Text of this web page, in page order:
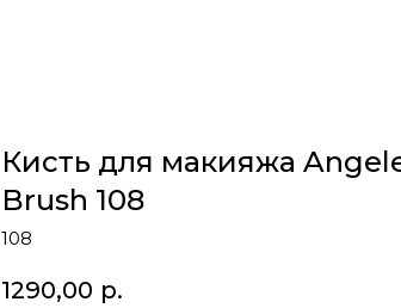
Кисть для макияжа
Brush 108
108
1290,00 р.